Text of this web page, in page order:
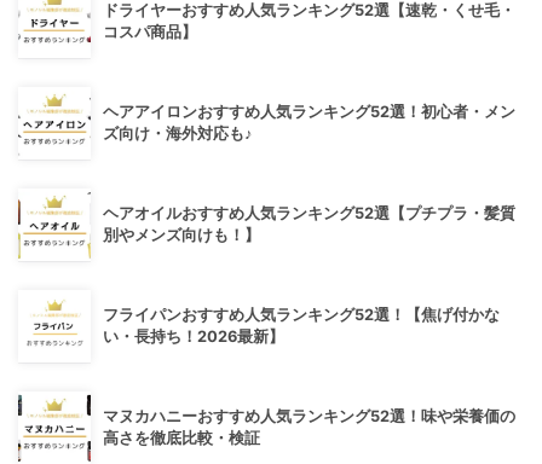
ドライヤーおすすめ人気ランキング52選【速乾・くせ毛・
コスパ商品】
ヘアアイロンおすすめ人気ランキング52選！初心者・メン
ズ向け・海外対応も♪
ヘアオイルおすすめ人気ランキング52選【プチプラ・髪質
別やメンズ向けも！】
フライパンおすすめ人気ランキング52選！【焦げ付かな
い・長持ち！2026最新】
マヌカハニーおすすめ人気ランキング52選！味や栄養価の
高さを徹底比較・検証